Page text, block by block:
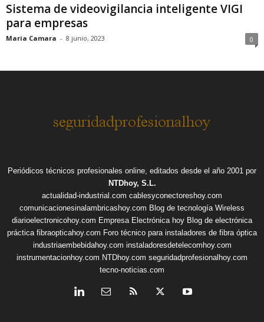
Sistema de videovigilancia inteligente VIGI
para empresas
Maria Camara - 8 junio, 2023 0
Periódicos técnicos profesionales online, editados desde el año 2001 por
NTDhoy, S.L.
actualidad-industrial.com cablesyconectoreshoy.com
comunicacionesinalambricashoy.com Blog de tecnología Wireless
diarioelectronicohoy.com Empresa Electrónica hoy Blog de electrónica
práctica fibraopticahoy.com Foro técnico para instaladores de fibra óptica
industriaembebidahoy.com instaladoresdetelecomhoy.com
instrumentacionhoy.com NTDhoy.com seguridadprofesionalhoy.com
tecno-noticias.com